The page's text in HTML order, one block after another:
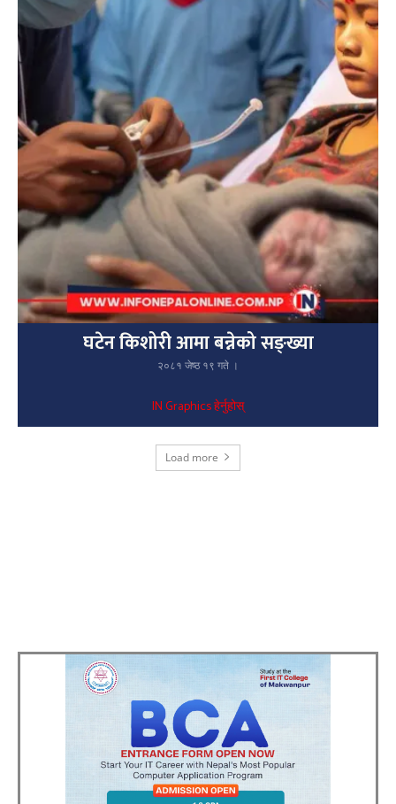
घटेन किशोरी आमा बन्नेको सङ्ख्या
२०८१ जेष्ठ १९ गते ।
IN Graphics हेर्नुहोस्
Load more